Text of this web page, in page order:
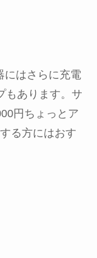
にはさらに充電
もあります。サ
円ちょっとア
る方にはおす